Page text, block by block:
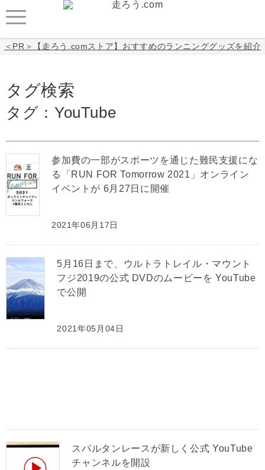
＜PR＞【走ろう.comストア】おすすめのランニンググッズを紹介
タグ検索
タグ：YouTube
参加費の一部がスポーツを通じた難民支援にな
る「RUN FOR Tomorrow 2021」オンライン
イベントが 6月27日に開催
2021年06月17日
5月16日まで、ウルトラトレイル・マウント
フジ2019の公式 DVDのムービーを YouTube
で公開
2021年05月04日
スパルタンレースが新しく公式 YouTube
チャンネルを開設